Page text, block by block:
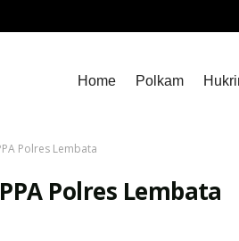
Home Polkam
Polres Lembata
Polres Lembata